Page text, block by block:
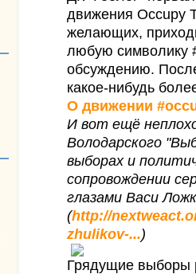
движения Occupy
желающих,
любую символику
обсуждению.
какое-нибудь
О движении
И вот ещё
Володарского
выборах и
сопровождении
глазами Васи
(http://
zhulikov-...)
Грядущие выборы